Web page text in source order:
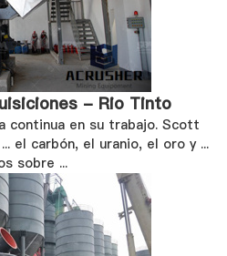
- Rio Tinto
continua en su trabajo. Scott
el carbón, el uranio, el oro y ...
sobre ...